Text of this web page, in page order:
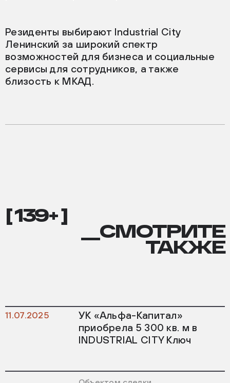
Резиденты выбирают Industrial City
Ленинский за широкий спектр
возможностей для бизнеса и социальные
сервисы для сотрудников, а также
близость к МКАД.
[ 139+ ]
__СМОТРИТЕ
ТАКЖЕ
11.07.2025
УК «Альфа-Капитал»
приобрела 5 300 кв. м в
INDUSTRIAL CITY Ключ